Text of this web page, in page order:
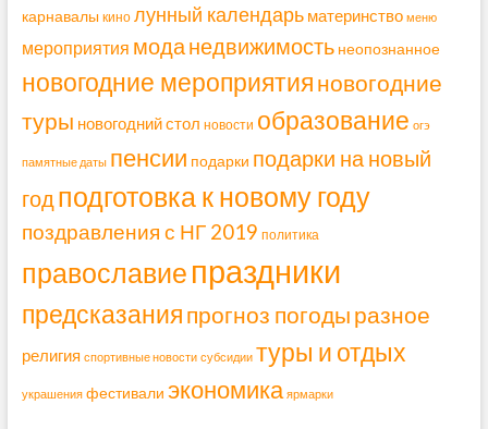
карнавалы кино лунный календарь материнство меню
мероприятия моданедвижимость неопознанное
новогодние мероприятия новогодние
туры новогодний стол новости образование огэ
памятные даты пенсии подарки подарки на новый
год подготовка к новому году
поздравления с НГ 2019 политика
православие праздники
предсказанияпрогноз погоды разное
религия спортивные новости субсидии туры и отдых
украшения фестивали экономика ярмарки